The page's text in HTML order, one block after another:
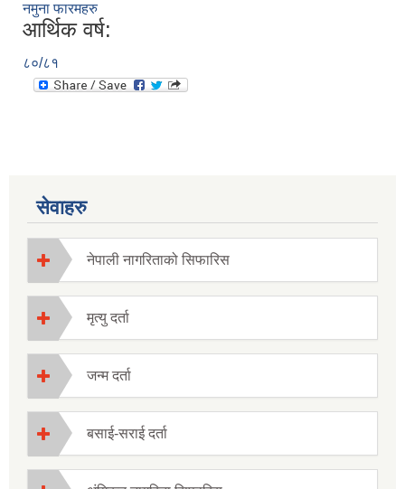
नमुना फारमहरु
आर्थिक वर्ष:
८०/८१
सेवाहरु
नेपाली नागरिताको सिफारिस
मृत्यु दर्ता
जन्म दर्ता
बसाई-सराई दर्ता